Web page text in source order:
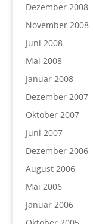
Dezember 2008
November 2008
Juni 2008
Mai 2008
Januar 2008
Dezember 2007
Oktober 2007
Juni 2007
Dezember 2006
August 2006
Mai 2006
Januar 2006